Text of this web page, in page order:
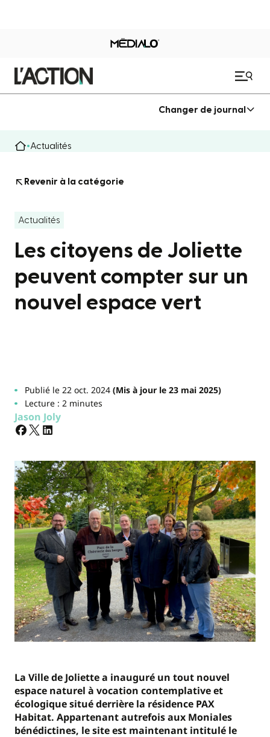
Changer de journal
Actualités
Revenir à la catégorie
Actualités
Les citoyens de Joliette
peuvent compter sur un
nouvel espace vert
Publié le 22 oct. 2024(Mis à jour le 23 mai 2025)
Lecture : 2 minutes
Jason Joly
La Ville de Joliette a inauguré un tout nouvel
espace naturel à vocation contemplative et
écologique situé derrière la résidence PAX
Habitat. Appartenant autrefois aux Moniales
bénédictines, le site est maintenant intitulé le